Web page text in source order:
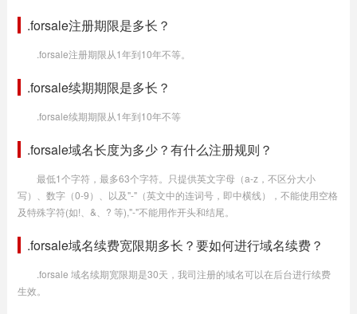
.forsale注册期限是多长？
.forsale注册期限从1年到10年不等。
.forsale续期期限是多长？
.forsale续期期限从1年到10年不等
.forsale域名长度为多少？有什么注册规则？
最低1个字符，最多63个字符。只提供英文字母（a-z，不区分大小
写）、数字（0-9）、以及"-"（英文中的连词号，即中横线），不能使用空格
及特殊字符(如!、&、? 等),"-"不能用作开头和结尾。
.forsale域名续费宽限期多长？要如何进行域名续费？
.forsale 域名续期宽限期是30天，我司注册的域名可以在后台进行续费
生效。